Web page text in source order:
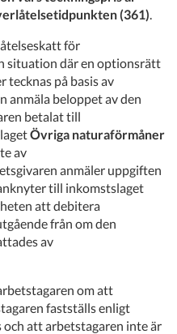
(361)
för
situation där en optionsrätt
tecknas på basis av
anmäla beloppet av den
betalat till
Övriga naturaförmåner
av
anmäler uppgiften
till inkomstslaget
att debitera
från om den
av
om att
fastställs enligt
att arbetstagaren inte är